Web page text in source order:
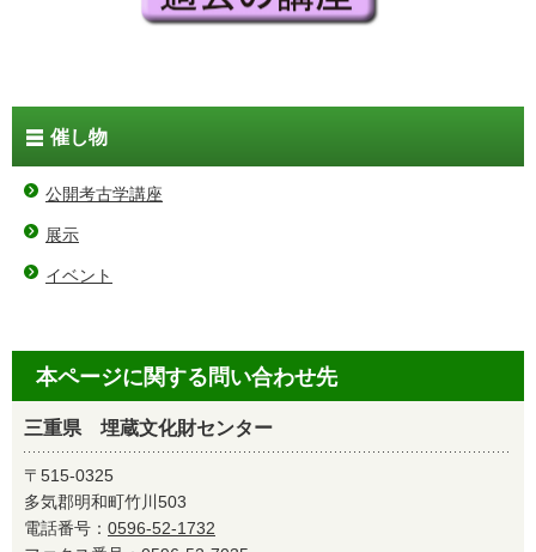
催し物
公開考古学講座
展示
イベント
本ページに関する問い合わせ先
三重県 埋蔵文化財センター
〒515-0325
多気郡明和町竹川503
電話番号： 0596-52-1732